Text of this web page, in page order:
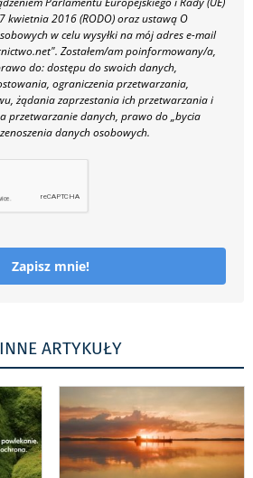
kwietnia 2016 (RODO) oraz ustawą O
w celu wysyłki na mój adres e-mail
Zostałem/am poinformowany/a,
do: dostępu do swoich danych,
ograniczenia przetwarzania,
żądania zaprzestania ich przetwarzania i
przetwarzanie danych, prawo do „bycia
danych osobowych.
Zapisz mnie!
ARTYKUŁY